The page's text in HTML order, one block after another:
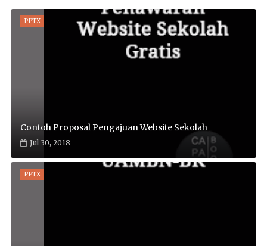
PPTX
Contoh Proposal Pengajuan Website Sekolah
Jul 30, 2018
PPTX